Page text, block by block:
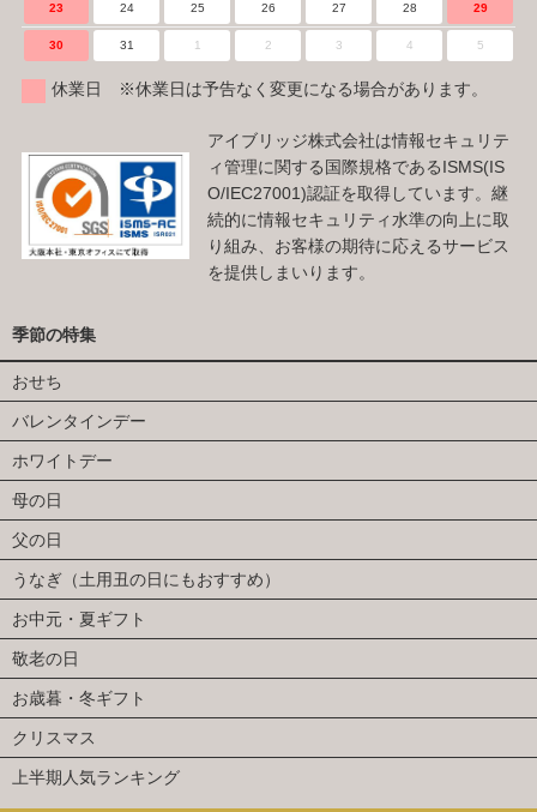
23 24 25 26 27 28 29
30 31 1 2 3 4 5
休業日 ※休業日は予告なく変更になる場合があります。
アイブリッジ株式会社は情報セキュリテ
ィ管理に関する国際規格であるISMS(IS
O/IEC27001)認証を取得しています。継
続的に情報セキュリティ水準の向上に取
り組み、お客様の期待に応えるサービス
を提供しまいります。
季節の特集
おせち
バレンタインデー
ホワイトデー
母の日
父の日
うなぎ（土用丑の日にもおすすめ）
お中元・夏ギフト
敬老の日
お歳暮・冬ギフト
クリスマス
上半期人気ランキング